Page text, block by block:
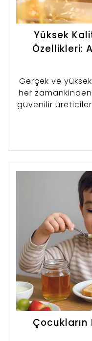
Yüksek
Özellikleri:
Gerçek ve
her
güvenilir
ve izlenebilir
bal
aşamasına
kaliteli balı
belirleyici